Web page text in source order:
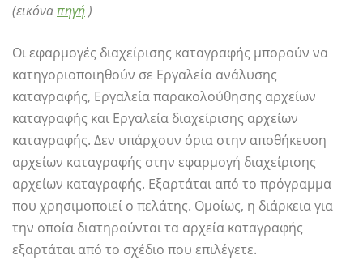
(εικόναπηγή )
Οι εφαρμογές διαχείρισης καταγραφής μπορούν να
κατηγοριοποιηθούν σε Εργαλεία ανάλυσης
καταγραφής, Εργαλεία παρακολούθησης αρχείων
καταγραφής και Εργαλεία διαχείρισης αρχείων
καταγραφής. Δεν υπάρχουν όρια στην αποθήκευση
αρχείων καταγραφής στην εφαρμογή διαχείρισης
αρχείων καταγραφής. Εξαρτάται από το πρόγραμμα
που χρησιμοποιεί ο πελάτης. Ομοίως, η διάρκεια για
την οποία διατηρούνται τα αρχεία καταγραφής
εξαρτάται από το σχέδιο που επιλέγετε.